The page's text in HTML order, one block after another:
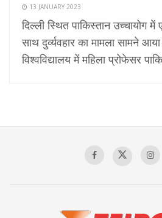
13 JANUARY 2023
दिल्ली स्थित पाकिस्तान उच्चायोग
साथ दुर्व्यवहार का मामला सामने
विश्वविद्यालय में महिला प्रोफेसर